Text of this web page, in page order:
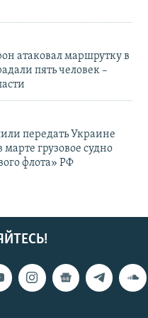
атаковал маршрутку в
пять человек –
передать Украине
грузовое судно
флота» РФ